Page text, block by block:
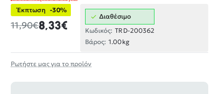
Έκπτωση -30%
8,33€
11,90€
Διαθέσιμο
Κωδικός: TRD-200362
Βάρος: 1.00kg
Ρωτήστε μας για το προϊόν